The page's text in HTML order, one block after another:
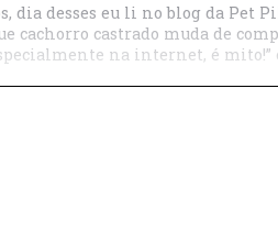
dia desses eu li no blog da Pet
cachorro castrado muda de
na internet, é mito!”